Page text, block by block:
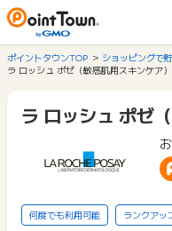
ポイントタウンTOP ショッピングで
ラ ロッシュ ポゼ（敏感肌用スキンケア）
ラ ロッシュ ポゼ
何度でも利用可能 ランクアッ